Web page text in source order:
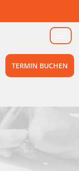
TERMIN BUCHEN